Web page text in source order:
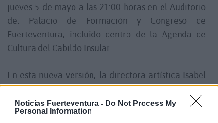
Noticias Fuerteventura - Do Not Process My
Personal Information
jueves 5 de mayo a las 21:00 horas en el Auditorio
del Palacio de Formación y Congreso de
Fuerteventura, incluido dentro de la Agenda de
Cultura del Cabildo Insular.
En esta nueva versión, la directora artística Isabel
Costes presenta la obra en un formato hasta ahora
inédito, que incluye un prólogo teatral que pone en
situación y acerca al público el mundo del